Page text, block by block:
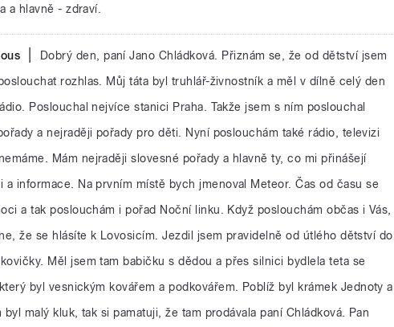
a hlavně - zdraví.
Dobrý den, paní Jano Chládková. Přiznám se, že od dětství jsem
rozhlas. Můj táta byl truhlář-živnostník a měl v dílně celý den
Poslouchal nejvíce stanici Praha. Takže jsem s ním poslouchal
a nejraději pořady pro děti. Nyní poslouchám také rádio, televizi
Mám nejraději slovesné pořady a hlavně ty, co mi přinášejí
a informace. Na prvním místě bych jmenoval Meteor. Čas od času se
a tak poslouchám i pořad Noční linku. Když poslouchám občas i Vás,
že se hlásíte k Lovosicím. Jezdil jsem pravidelně od útlého dětství do
Měl jsem tam babičku s dědou a přes silnici bydlela teta se
byl vesnickým kovářem a podkovářem. Poblíž byl krámek Jednoty a
byl malý kluk, tak si pamatuji, že tam prodávala paní Chládková. Pan